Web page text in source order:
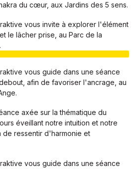
du cœur, aux Jardins des 5 sens.
vous invite à explorer l'élément
le lâcher prise, au Parc de la
vous guide dans une séance
afin de favoriser l'ancrage, au
axée sur la thématique du
éveillant notre intuition et notre
de ressentir d'harmonie et
vous guide dans une séance